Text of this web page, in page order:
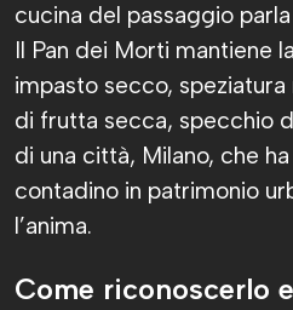
cucina del passaggio
Il Pan dei Morti mantiene
impasto secco,
di frutta secca, specchio
di una città, Milano, che
contadino in patrimonio
l’anima.
Come riconoscerlo